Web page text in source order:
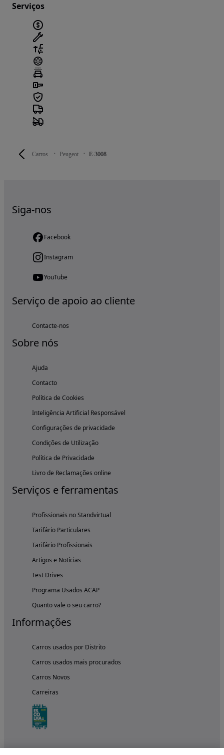
Carros Peugeot E-3008
Serviços
Siga-nos
Facebook
Instagram
YouTube
Serviço de apoio ao cliente
Contacte-nos
Sobre nós
Ajuda
Contacto
Política de Cookies
Inteligência Artificial Responsável
Configurações de privacidade
Condições de Utilização
Política de Privacidade
Livro de Reclamações online
Serviços e ferramentas
Profissionais no Standvirtual
Tarifário Particulares
Tarifário Profissionais
Artigos e Notícias
Test Drives
Programa Usados ACAP
Quanto vale o seu carro?
Informações
Carros usados por Distrito
Carros usados mais procurados
Carros Novos
Carreiras